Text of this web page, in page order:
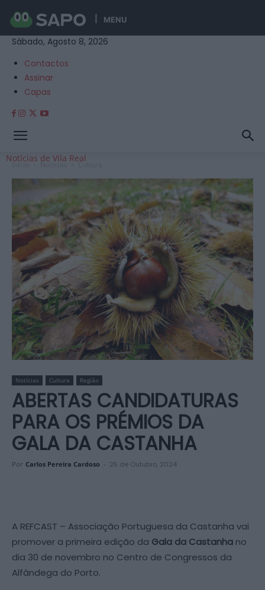
MENU
Sábado, Agosto 8, 2026
Contactos
Assinar
Capas
Notícias de Vila Real
Início Notícias Cultura
Notícias Cultura Região
ABERTAS CANDIDATURAS
PARA OS PRÉMIOS DA
GALA DA CASTANHA
Por Carlos Pereira Cardoso - 25 de Outubro, 2024
A REFCAST – Associação Portuguesa da Castanha vai
promover a primeira edição da Gala da Castanha no
dia 30 de novembro no Centro de Congressos da
Alfândega do Porto.